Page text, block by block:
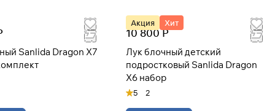
X7
Акция Хит
10 800 Р
Лук блочный детский
подростковый Sanlida Dragon
X6 набор
5 2